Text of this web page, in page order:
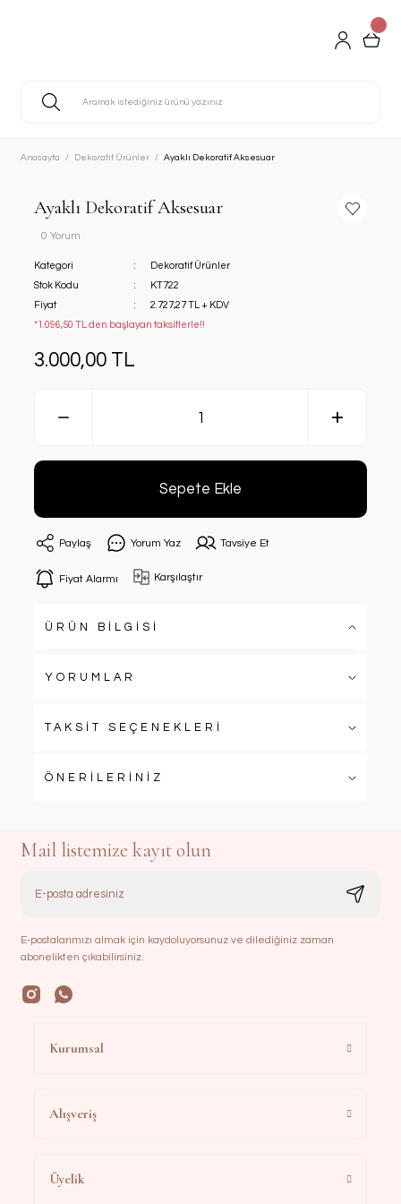
Anasayfa Dekoratif Ürünler Ayaklı Dekoratif Aksesuar
Ayaklı Dekoratif Aksesuar
0 Yorum
Kategori
Dekoratif Ürünler
Stok Kodu
KT722
Fiyat
2.727,27 TL + KDV
*1.096,50 TL den başlayan taksitlerle!!
3.000,00 TL
Sepete Ekle
Paylaş Yorum Yaz Tavsiye Et
Fiyat Alarmı Karşılaştır
ÜRÜN BİLGİSİ
YORUMLAR
TAKSİT SEÇENEKLERİ
ÖNERİLERİNİZ
Mail listemize kayıt olun
E-postalarımızı almak için kaydoluyorsunuz ve dilediğiniz zaman
abonelikten çıkabilirsiniz.
Kurumsal
Alışveriş
Üyelik